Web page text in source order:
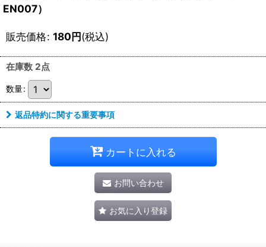
EN007）
販売価格: 180円(税込)
在庫数 2点
数量:
返品特約に関する重要事項
カートに入れる
お問い合わせ
お気に入り登録